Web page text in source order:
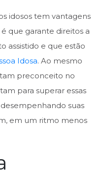
idosos tem vantagens
que garante direitos a
assistido e que estão
Idosa. Ao mesmo
preconceito no
para superar essas
suas
em um ritmo menos